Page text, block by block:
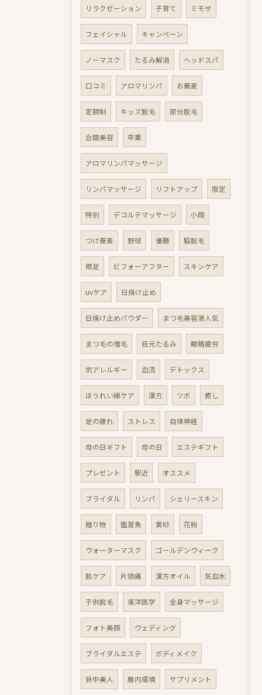
リラクゼーション 子育て ミモザ
フェイシャル キャンペーン
ノーマスク たるみ解消 ヘッドスパ
口コミ アロマリンパ お蕎麦
定額制 キッズ脱毛 部分脱毛
合間美容 卒業
アロマリンパマッサージ
リンパマッサージ リフトアップ 限定
特別 デコルテマッサージ 小顔
つけ蕎麦 野球 優勝 脇脱毛
襟足 ビフォーアフター スキンケア
uvケア 日焼け止め
日焼け止めパウダー まつ毛美容液人気
まつ毛の増毛 目元たるみ 眼精疲労
坑アレルギー 血流 デトックス
ほうれい線ケア 漢方 ツボ 癒し
足の疲れ ストレス 自律神経
母の日ギフト 母の日 エステギフト
プレゼント 駅近 オススメ
ブライダル リンパ シェリースキン
贈り物 鑑賞魚 黄砂 花粉
ウォーターマスク ゴールデンウィーク
肌ケア 片頭痛 漢方オイル 気血水
子供脱毛 東洋医学 全身マッサージ
フォト美顔 ウェディング
ブライダルエステ ボディメイク
背中美人 腸内環境 サプリメント